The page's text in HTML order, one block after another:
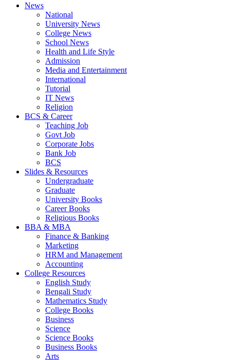
News
National
University News
College News
School News
Health and Life Style
Admission
Media and Entertainment
International
Tutorial
IT News
Religion
BCS & Career
Teaching Job
Govt Job
Corporate Jobs
Bank Job
BCS
Slides & Resources
Undergraduate
Graduate
University Books
Career Books
Religious Books
BBA & MBA
Finance & Banking
Marketing
HRM and Management
Accounting
College Resources
English Study
Bengali Study
Mathematics Study
College Books
Business
Science
Science Books
Business Books
Arts